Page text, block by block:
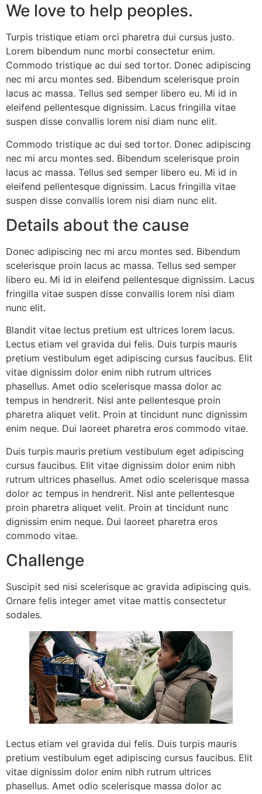
We love to help peoples.
Turpis tristique etiam orci pharetra dui cursus justo.
Lorem bibendum nunc morbi consectetur enim.
Commodo tristique ac dui sed tortor. Donec adipiscing
nec mi arcu montes sed. Bibendum scelerisque proin
lacus ac massa. Tellus sed semper libero eu. Mi id in
eleifend pellentesque dignissim. Lacus fringilla vitae
suspen disse convallis lorem nisi diam nunc elit.
Commodo tristique ac dui sed tortor. Donec adipiscing
nec mi arcu montes sed. Bibendum scelerisque proin
lacus ac massa. Tellus sed semper libero eu. Mi id in
eleifend pellentesque dignissim. Lacus fringilla vitae
suspen disse convallis lorem nisi diam nunc elit.
Details about the cause
Donec adipiscing nec mi arcu montes sed. Bibendum
scelerisque proin lacus ac massa. Tellus sed semper
libero eu. Mi id in eleifend pellentesque dignissim. Lacus
fringilla vitae suspen disse convallis lorem nisi diam
nunc elit.
Blandit vitae lectus pretium est ultrices lorem lacus.
Lectus etiam vel gravida dui felis. Duis turpis mauris
pretium vestibulum eget adipiscing cursus faucibus. Elit
vitae dignissim dolor enim nibh rutrum ultrices
phasellus. Amet odio scelerisque massa dolor ac
tempus in hendrerit. Nisl ante pellentesque proin
pharetra aliquet velit. Proin at tincidunt nunc dignissim
enim neque. Dui laoreet pharetra eros commodo vitae.
Duis turpis mauris pretium vestibulum eget adipiscing
cursus faucibus. Elit vitae dignissim dolor enim nibh
rutrum ultrices phasellus. Amet odio scelerisque massa
dolor ac tempus in hendrerit. Nisl ante pellentesque
proin pharetra aliquet velit. Proin at tincidunt nunc
dignissim enim neque. Dui laoreet pharetra eros
commodo vitae.
Challenge
Suscipit sed nisi scelerisque ac gravida adipiscing quis.
Ornare felis integer amet vitae mattis consectetur
sodales.
Lectus etiam vel gravida dui felis. Duis turpis mauris
pretium vestibulum eget adipiscing cursus faucibus. Elit
vitae dignissim dolor enim nibh rutrum ultrices
phasellus. Amet odio scelerisque massa dolor ac